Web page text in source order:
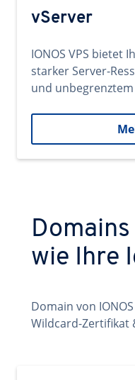
vServer
IONOS VPS bietet
starker Server-
und
wie Ihre
Domain von
Wildcard-Zertifikat